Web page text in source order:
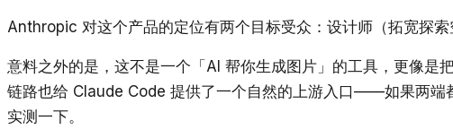
Anthropic 对这个产品的定位有两个目标受众：设计师（拓宽探
意料之外的是，这不是一个「AI 帮你生成图片」的工具，更像
链路也给 Claude Code 提供了一个自然的上游入口——如果两端
实测一下。